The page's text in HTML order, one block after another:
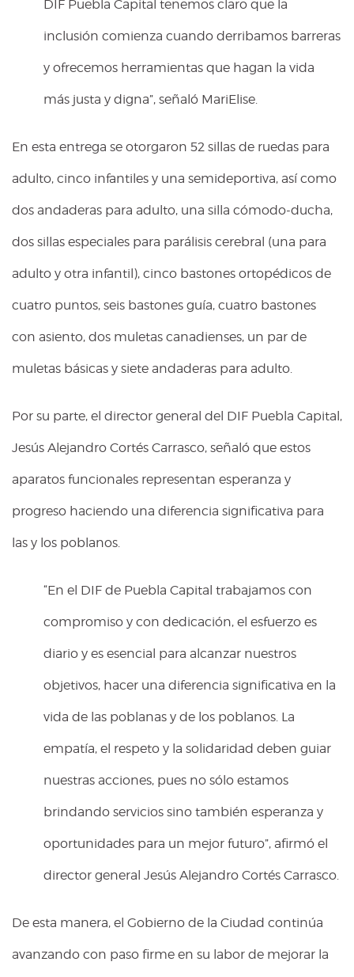
DIF Puebla Capital tenemos claro que la
inclusión comienza cuando derribamos barreras
y ofrecemos herramientas que hagan la vida
más justa y digna”, señaló MariElise.
En esta entrega se otorgaron 52 sillas de ruedas para
adulto, cinco infantiles y una semideportiva, así como
dos andaderas para adulto, una silla cómodo-ducha,
dos sillas especiales para parálisis cerebral (una para
adulto y otra infantil), cinco bastones ortopédicos de
cuatro puntos, seis bastones guía, cuatro bastones
con asiento, dos muletas canadienses, un par de
muletas básicas y siete andaderas para adulto.
Por su parte, el director general del DIF Puebla Capital,
Jesús Alejandro Cortés Carrasco, señaló que estos
aparatos funcionales representan esperanza y
progreso haciendo una diferencia significativa para
las y los poblanos.
“En el DIF de Puebla Capital trabajamos con
compromiso y con dedicación, el esfuerzo es
diario y es esencial para alcanzar nuestros
objetivos, hacer una diferencia significativa en la
vida de las poblanas y de los poblanos. La
empatía, el respeto y la solidaridad deben guiar
nuestras acciones, pues no sólo estamos
brindando servicios sino también esperanza y
oportunidades para un mejor futuro”, afirmó el
director general Jesús Alejandro Cortés Carrasco.
De esta manera, el Gobierno de la Ciudad continúa
avanzando con paso firme en su labor de mejorar la